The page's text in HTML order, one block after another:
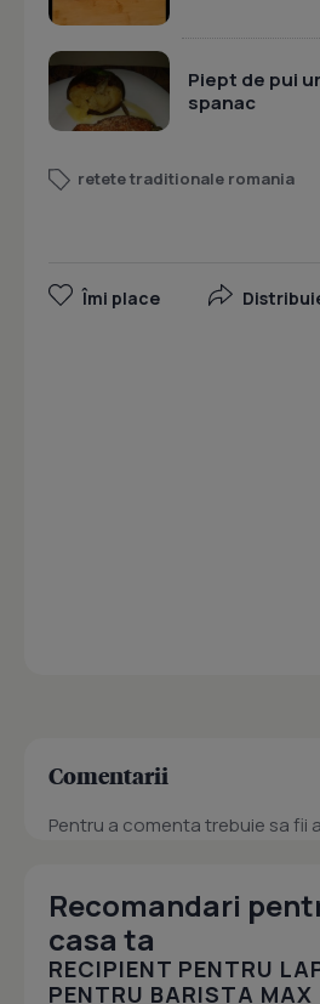
Piept de pui
spanac
retete traditionale romania
Îmi place
Comentarii
Pentru a comenta trebuie sa fii
Recomandari
casa ta
RECIPIENT PENTRU
PENTRU BARISTA MAX